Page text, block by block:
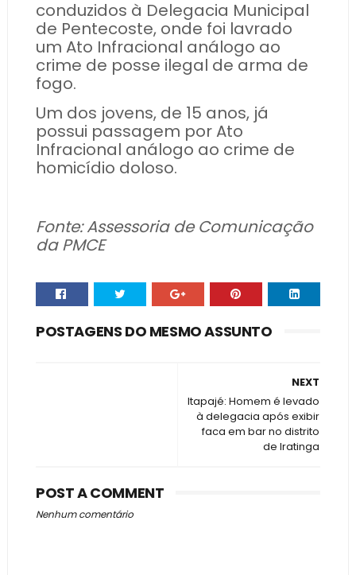
conduzidos à Delegacia Municipal
de Pentecoste, onde foi lavrado
um Ato Infracional análogo ao
crime de posse ilegal de arma de
fogo.
Um dos jovens, de 15 anos, já
possui passagem por Ato
Infracional análogo ao crime de
homicídio doloso.
Fonte: Assessoria de Comunicação
da PMCE
POSTAGENS DO MESMO ASSUNTO
NEXT
Itapajé: Homem é levado
à delegacia após exibir
faca em bar no distrito
de Iratinga
POST A COMMENT
Nenhum comentário